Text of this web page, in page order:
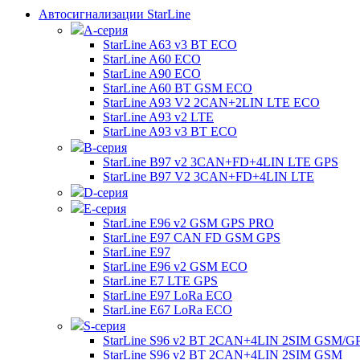
Автосигнализации StarLine
А-серия
StarLine A63 v3 BT ECO
StarLine A60 ECO
StarLine A90 ECO
StarLine A60 BT GSM ECO
StarLine A93 V2 2CAN+2LIN LTE ECO
StarLine A93 v2 LTE
StarLine A93 v3 BT ECO
B-серия
StarLine B97 v2 3CAN+FD+4LIN LTE GPS
StarLine B97 V2 3CAN+FD+4LIN LTE
D-серия
E-серия
StarLine E96 v2 GSM GPS PRO
StarLine E97 CAN FD GSM GPS
StarLine E97
StarLine E96 v2 GSM ECO
StarLine E7 LTE GPS
StarLine E97 LoRa ECO
StarLine E67 LoRa ECO
S-серия
StarLine S96 v2 BT 2CAN+4LIN 2SIM GSM/
StarLine S96 v2 BT 2CAN+4LIN 2SIM GSM